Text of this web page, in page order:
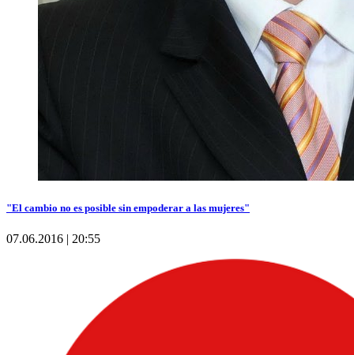
"El cambio no es posible sin empoderar a las mujeres"
07.06.2016 | 20:55